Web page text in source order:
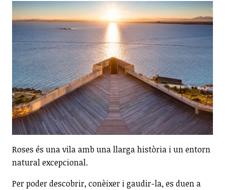
Roses és una vila amb una llarga història i un entorn
natural excepcional.
Per poder descobrir, conèixer i gaudir-la, es duen a